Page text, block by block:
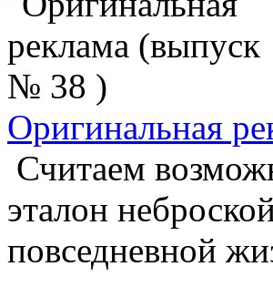
Оригинальная
Считаем
эталон
повседневной